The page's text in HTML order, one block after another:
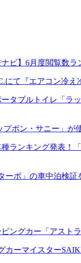
ビ】6月度閲覧数
にて『エアコン冷
タブルトイレ「ラ
ポン・サニー」
ランキング発表！
ーボ」の車中泊検
ングカー「アスト
カーマイスター